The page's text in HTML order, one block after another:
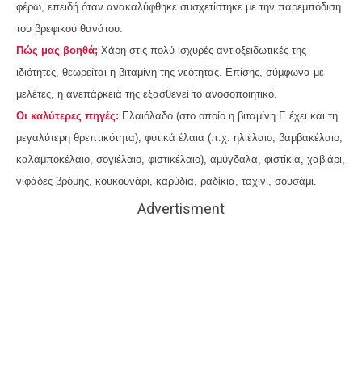
φέρω, επειδή όταν ανακαλύφθηκε συσχετίστηκε με την παρεμπόδιση
του βρεφικού θανάτου.
Πώς μας βοηθά; Χάρη στις πολύ ισχυρές αντιοξειδωτικές της
ιδιότητες, θεωρείται η βιταμίνη της νεότητας. Επίσης, σύμφωνα με
μελέτες, η ανεπάρκειά της εξασθενεί το ανοσοποιητικό.
Οι καλύτερες πηγές: Ελαιόλαδο (στο οποίο η βιταμίνη Ε έχει και τη
μεγαλύτερη θρεπτικότητα), φυτικά έλαια (π.χ. ηλιέλαιο, βαμβακέλαιο,
καλαμποκέλαιο, σογιέλαιο, φιστικέλαιο), αμύγδαλα, φιστίκια, χαβιάρι,
νιφάδες βρόμης, κουκουνάρι, καρύδια, ραδίκια, ταχίνι, σουσάμι.
Advertisment